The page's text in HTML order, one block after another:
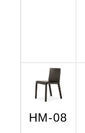
HM-08